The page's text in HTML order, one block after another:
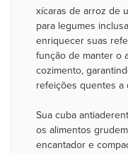
xícaras de arroz de
para legumes
enriquecer suas
função de manter o
cozimento,
refeições quentes a
Sua cuba
os alimentos
encantador e